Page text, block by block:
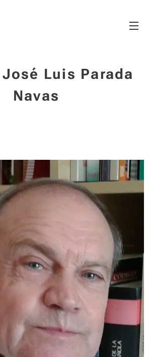
Luis Parada
Navas